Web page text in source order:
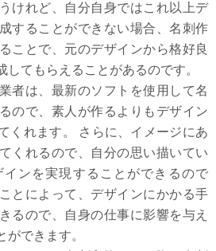
けれど、自分自身ではこれ以上デ
することができない場合、名刺作
ことで、元のデザインから格好良
してもらえることがあるのです。
者は、最新のソフトを使用して名
ので、素人が作るよりもデザイン
くれます。 さらに、イメージにあ
くれるので、自分の思い描いてい
ンを実現することができるので
とによって、デザインにかかる手
るので、自身の仕事に影響を与え
できます。